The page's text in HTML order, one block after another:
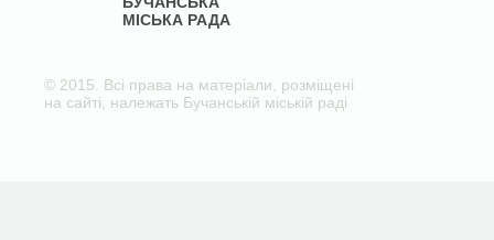
МІСЬКА РАДА
© 2015. Всі права на матеріали, розміщені
на сайті, належать Бучанській міській раді